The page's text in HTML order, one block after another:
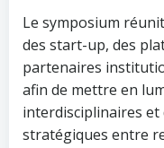
Le symposium
des start-up, des
partenaires
afin de mettre en
interdisciplinaires
stratégiques entre